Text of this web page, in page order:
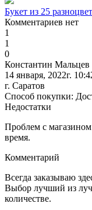
Букет из 25
Комментариев нет
1
1
0
Константин Мальцев
14 января, 2022г.
г. Саратов
Способ покупки:
Недостатки
Проблем с магазином
время.
Комментарий
Всегда заказываю
Выбор лучший из
количестве.